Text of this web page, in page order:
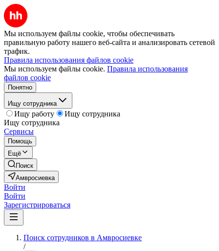
Мы используем файлы cookie, чтобы обеспечивать
правильную работу нашего веб-сайта и анализировать сетевой
трафик.
Правила использования файлов cookie
Мы используем файлы cookie. Правила использования
файлов cookie
Понятно
Ищу сотрудника
Ищу работу
Ищу сотрудника
Ищу сотрудника
Сервисы
Помощь
Ещё
Поиск
Амвросиевка
Войти
Войти
Зарегистрироваться
Поиск сотрудников в Амвросиевке
/